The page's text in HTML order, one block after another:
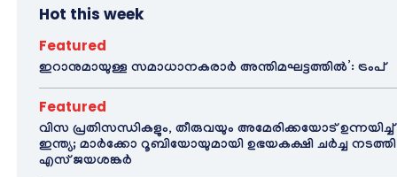
Hot this week
Featured
ഇറാനുമായുള്ള സമാധാനകരാർ അന്തിമഘട്ടത്തിൽ‌’: ട്രംപ്
Featured
വിസ പ്രതിസന്ധികളും, തീരുവയും അമേരിക്കയോട് ഉന്നയിച്ച്
ഇന്ത്യ; മാർക്കോ റൂബിയോയുമായി ഉഭയകക്ഷി ചർച്ച നടത്തി
എസ് ജയശങ്കർ